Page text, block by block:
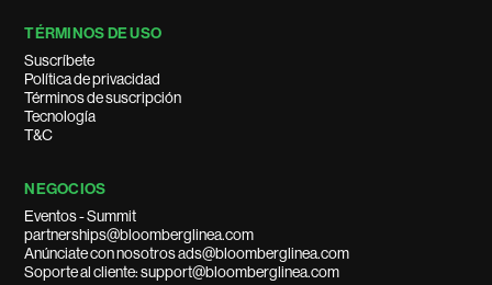
TÉRMINOS DE USO
Suscríbete
Política de privacidad
Términos de suscripción
Tecnología
T&C
NEGOCIOS
Eventos - Summit
partnerships@bloomberglinea.com
Anúnciate con nosotros ads@bloomberglinea.com
Soporte al cliente: support@bloomberglinea.com